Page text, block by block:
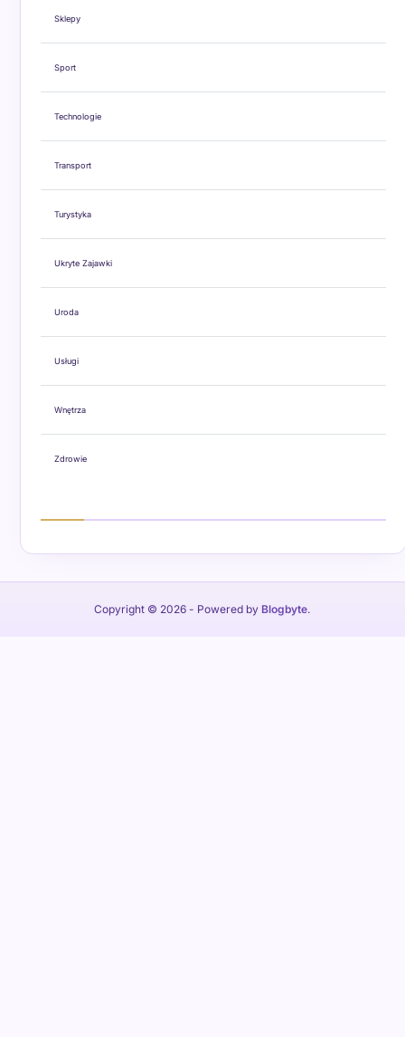
Sklepy
Sport
Technologie
Transport
Turystyka
Ukryte Zajawki
Uroda
Usługi
Wnętrza
Zdrowie
Copyright © 2026 - Powered by Blogbyte.